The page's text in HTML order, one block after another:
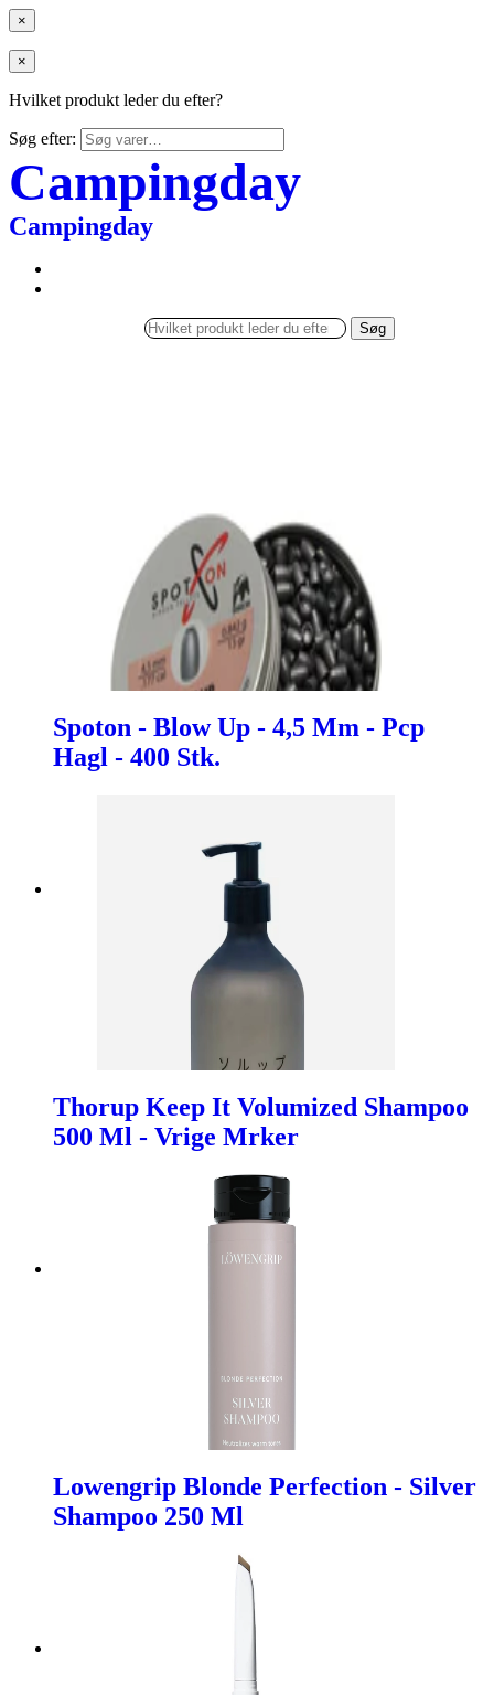
×
×
Hvilket produkt leder du efter?
Søg efter:
Campingday
Campingday
Søg
Spoton - Blow Up - 4,5 Mm - Pcp
Hagl - 400 Stk.
Thorup Keep It Volumized Shampoo
500 Ml - Vrige Mrker
Lowengrip Blonde Perfection - Silver
Shampoo 250 Ml